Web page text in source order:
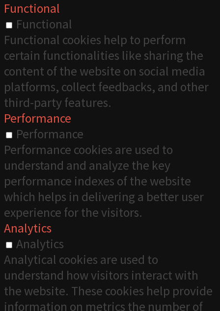
Functional
Functional
Functional cookies help to perform
certain functionalities like sharing the
content of the website on social media
platforms, collect feedbacks, and other
third-party features.
Performance
Performance
Performance cookies are used to
understand and analyze the key
performance indexes of the website
which helps in delivering a better user
experience for the visitors.
Analytics
Analytics
Analytical cookies are used to
understand how visitors interact with
the website. These cookies help provide
information on metrics the number of